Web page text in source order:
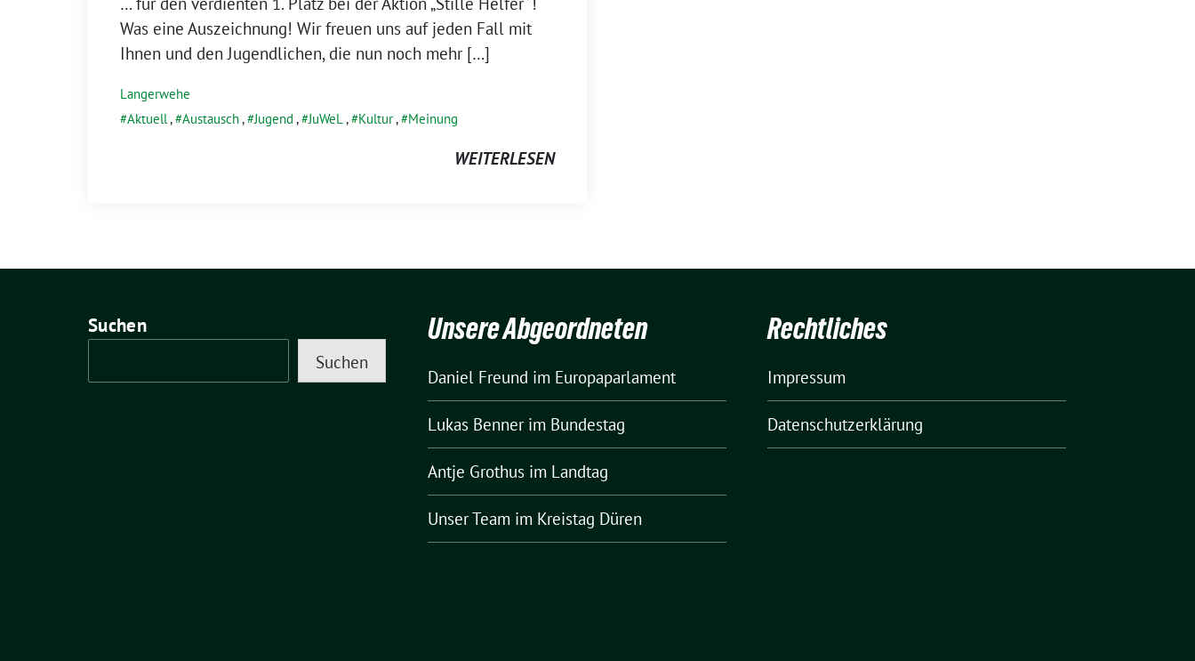
Was eine Auszeichnung! Wir freuen uns auf jeden Fall mit
Ihnen und den Jugendlichen, die nun noch mehr […]
Langerwehe
Aktuell, Austausch, Jugend , JuWeL, Kultur, Meinung
WEITERLESEN
Suchen
Suchen
Unsere Abgeordneten
Daniel Freund im Europaparlament
Lukas Bennerim Bundestag
Antje Grothus im Landtag
Unser Team im Kreistag Düren
Rechtliches
Impressum
Datenschutzerklärung